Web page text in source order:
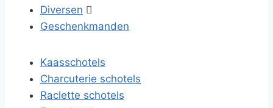
Diversen 
Geschenkmanden
Kaasschotels
Charcuterie schotels
Raclette schotels